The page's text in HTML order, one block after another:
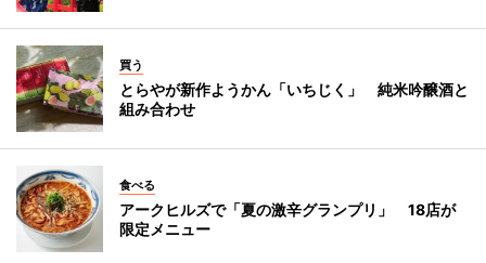
買う
とらやが新作ようかん「いちじく」 純米吟醸酒と
組み合わせ
食べる
アークヒルズで「夏の激辛グランプリ」 18店が
限定メニュー